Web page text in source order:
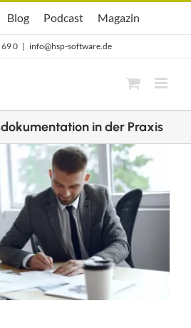
hsp
Blog
Blog Opti.Cast
Podcast Opti.Mag
Magazin
0 | info@hsp-software.de
in der Praxis